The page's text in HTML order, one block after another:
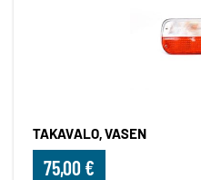
TAKAVALO, VASEN
75,00 €